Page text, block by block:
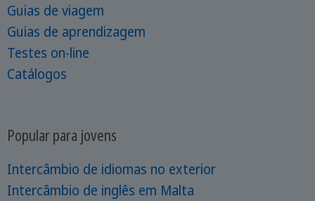
Guias de viagem
Guias de aprendizagem
Testes on-line
Catálogos
Popular para jovens
Intercâmbio de idiomas no exterior
Intercâmbio de inglês em Malta